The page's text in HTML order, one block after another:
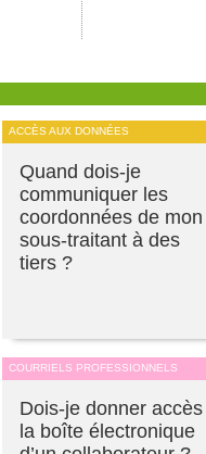
ACCÈS AUX DONNÉES
Quand dois-je
communiquer les
coordonnées de mon
sous-traitant à des
tiers ?
COURRIELS PROFESSIONNELS
Dois-je donner
la boîte électronique